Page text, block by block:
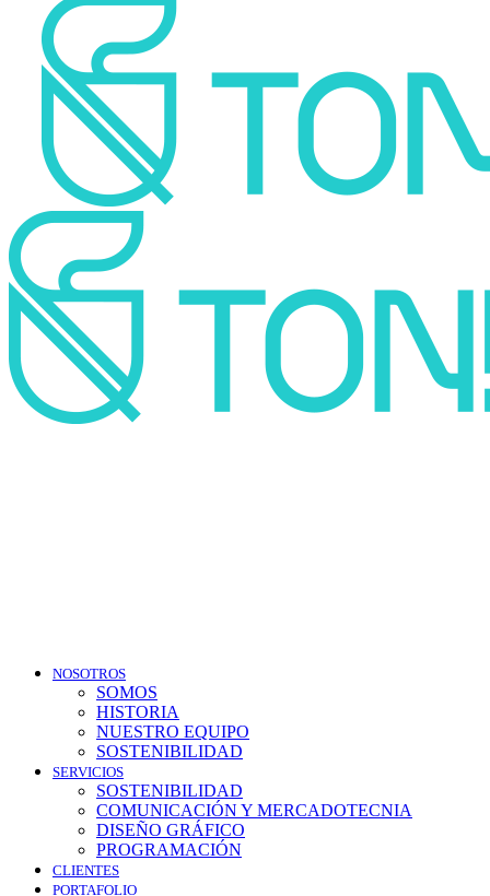
NOSOTROS
SOMOS
HISTORIA
NUESTRO EQUIPO
SOSTENIBILIDAD
SERVICIOS
SOSTENIBILIDAD
COMUNICACIÓN Y MERCADOTECNIA
DISEÑO GRÁFICO
PROGRAMACIÓN
CLIENTES
PORTAFOLIO